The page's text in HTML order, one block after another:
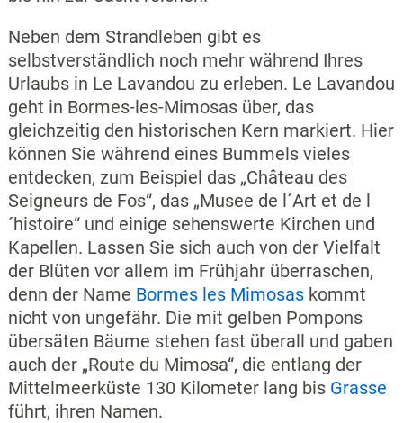
Neben dem Strandleben gibt es
selbstverständlich noch mehr während Ihres
Urlaubs in Le Lavandou zu erleben. Le Lavandou
geht in Bormes-les-Mimosas über, das
gleichzeitig den historischen Kern markiert. Hier
können Sie während eines Bummels vieles
entdecken, zum Beispiel das „Château des
Seigneurs de Fos“, das „Musee de l´Art et de l
´histoire“ und einige sehenswerte Kirchen und
Kapellen. Lassen Sie sich auch von der Vielfalt
der Blüten vor allem im Frühjahr überraschen,
denn der Name Bormes les Mimosaskommt
nicht von ungefähr. Die mit gelben Pompons
übersäten Bäume stehen fast überall und gaben
auch der „Route du Mimosa“, die entlang der
Mittelmeerküste 130 Kilometer lang bis Grasse
führt, ihren Namen.